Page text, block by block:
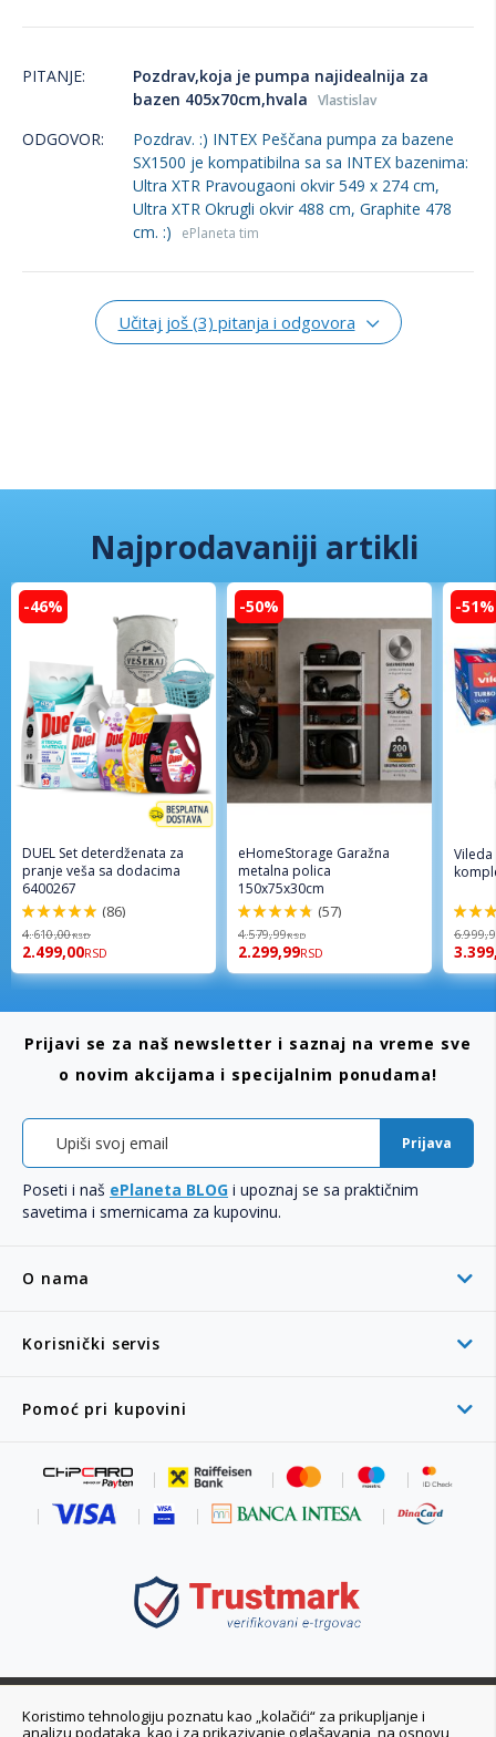
PITANJE:
Pozdrav,koja je pumpa najidealnija za
bazen 405x70cm,hvala Vlastislav
ODGOVOR:
Pozdrav. :) INTEX Peščana pumpa za bazene
SX1500 je kompatibilna sa sa INTEX bazenima:
Ultra XTR Pravougaoni okvir 549 x 274 cm,
Ultra XTR Okrugli okvir 488 cm, Graphite 478
cm. :)
ePlaneta tim
Učitaj još (3) pitanja i odgovora
Najprodavaniji artikli
-46%
DUEL Set deterdženata za
pranje veša sa dodacima
6400267
98%
(86)
4.610,00RSD
2.499,00RSD
-50%
eHomeStorage Garažna
metalna polica
150x75x30cm
96%
(57)
4.579,99RSD
2.299,99RSD
-51%
92%
O nama
Korisnički servis
Pomoć pri kupovini
Prijavi se za naš newsletter i saznaj na vreme sve
o novim akcijama i specijalnim ponudama!
Prijava
Poseti i naš ePlaneta BLOG i upoznaj se sa praktičnim
savetima i smernicama za kupovinu.
011 6355 550
Koristimo tehnologiju poznatu kao „kolačići“ za prikupljanje i
analizu podataka, kao i za prikazivanje oglašavanja, na osnovu